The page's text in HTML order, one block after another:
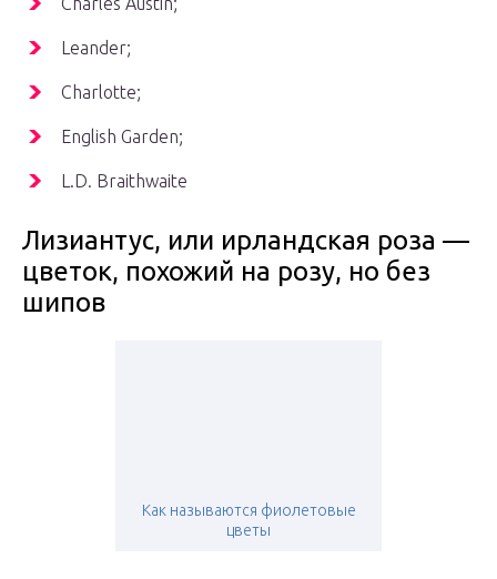
Leander;
Charlotte;
English Garden;
L.D. Braithwaite
Лизиантус, или ирландская роза —
цветок, похожий на розу, но без
шипов
Как называются фиолетовые
цветы